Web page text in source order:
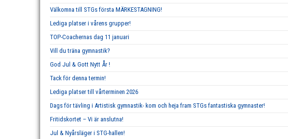
Välkomna till STGs första MÄRKESTAGNING!
Lediga platser i vårens grupper!
TOP-Coachernas dag 11 januari
Vill du träna gymnastik?
God Jul & Gott Nytt År !
Tack för denna termin!
Lediga platser till vårterminen 2026
Dags för tävling i Artistisk gymnastik- kom och heja fram STGs fantastiska gymnaster!
Fritidskortet – Vi är anslutna!
Jul & Nyårsläger i STG-hallen!